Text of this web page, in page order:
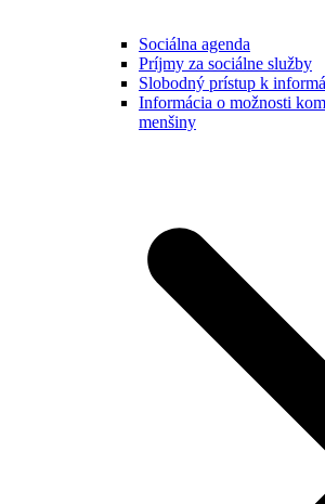
Sociálna agenda
Príjmy za sociálne služby
Slobodný prístup k
Informácia o možnosti
menšiny